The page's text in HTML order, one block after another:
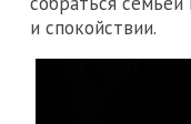
и спокойствии.